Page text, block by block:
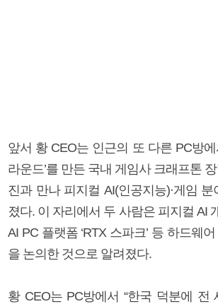
앞서 황 CEO는 인근의 또 다른 PC방에
라운드’를 만든 국내 게임사 크래프톤
진과 만나 피지컬 AI(인공지능)·게임
졌다. 이 자리에서 두 사람은 피지컬 AI
AI PC 플랫폼 ‘RTX 스파크’ 등 하드웨
을 논의한 것으로 알려졌다.
황 CEO는 PC방에서 “한국 덕분에 전